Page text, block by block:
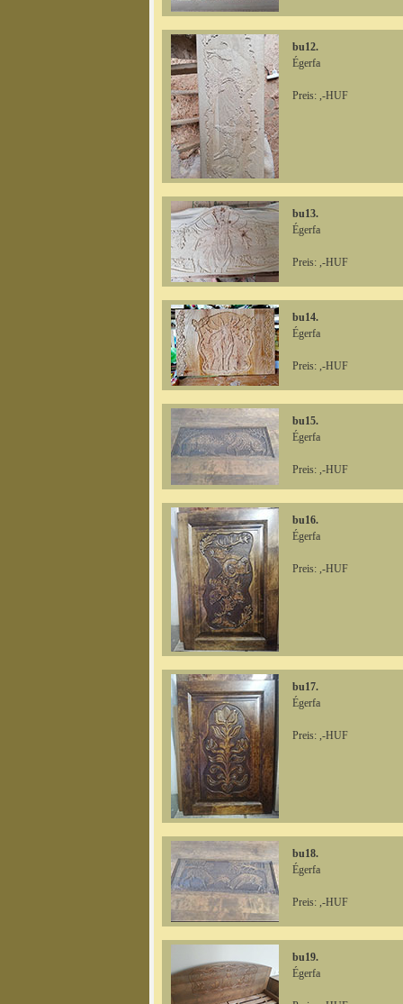
bu12.
Égerfa
Preis: ,-HUF
bu13.
Égerfa
Preis: ,-HUF
bu14.
Égerfa
Preis: ,-HUF
bu15.
Égerfa
Preis: ,-HUF
bu16.
Égerfa
Preis: ,-HUF
bu17.
Égerfa
Preis: ,-HUF
bu18.
Égerfa
Preis: ,-HUF
bu19.
Égerfa